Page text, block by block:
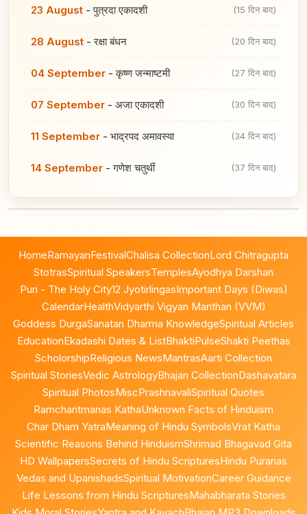
23 August -पुत्रदा एकादशी (15 दिन बाद)
28 August -रक्षा बंधन (20 दिन बाद)
04 September -कृष्ण जन्माष्टमी (27 दिन बाद)
07 September - अजा एकादशी (30 दिन बाद)
11 September - भाद्रपद अमावस्या (34 दिन बाद)
14 September -गणेश चतुर्थी (37 दिन बाद)
HomeRamayanFestivalChalisa CollectionLord Chitragupta
StotrasSpiritual SpeakersTemplesAyodhya Darshan
Puri - The Holy City12 JyotirlingasImportant Days (Diwas)
CalendarHealthVidyarthi Vigyan Manthan (VVM)
Goddess DurgaSanatan Dharma KnowledgeSpiritual Articles
EducationEkadashi Dates & ListBhaktiPulseShakti Peethas
ScholorshipReligious NewsMantrasAarti Collection
Spiritual StoriesVedic AstrologyBhajan CollectionDashavatara
Spiritual PhotosMiscPrashnavaliSpiritual Quotes
Ramcharitmanas KathaUnknown Facts of Hinduism
Char Dham YatraMeaning of Hindu SymbolsVrat Katha
Scientific Reasons Behind HinduismShrimad Bhagavad Gita
HD WallpapersSecrets of Hindu ScripturesHindu Puranas
Vedas and UpanishadsSpiritual MotivationCareer Guidance
Life Lessons from Hindu ScripturesMahabharata Stories